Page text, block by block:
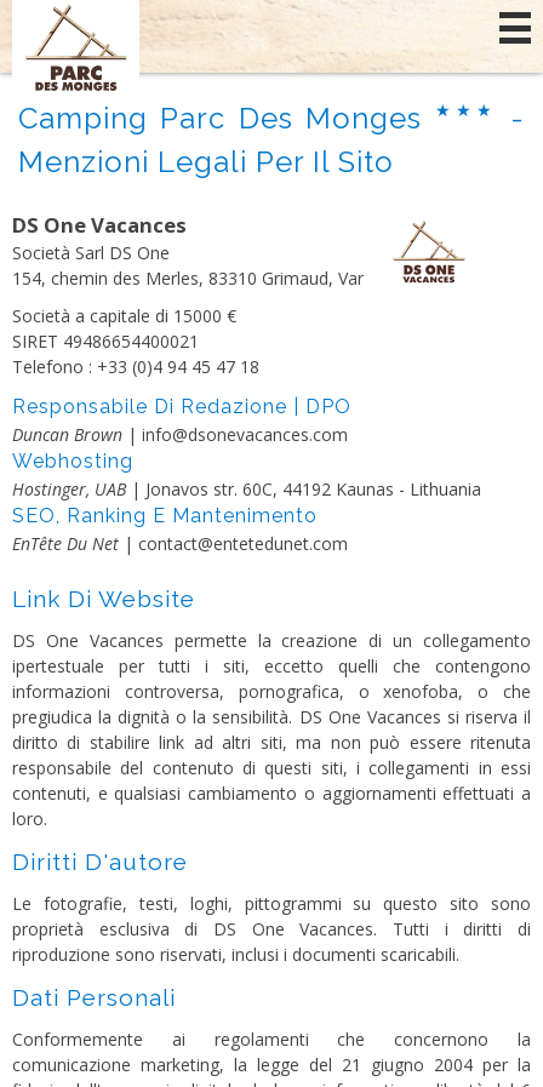
Camping Parc Des Monges
-
Menzioni Legali Per Il Sito
DS One Vacances
Società Sarl DS One
154, chemin des Merles, 83310 Grimaud, Var
Società a capitale di 15000 €
SIRET 49486654400021
Telefono : +33 (0)4 94 45 47 18
Responsabile Di Redazione | DPO
Duncan Brown | info@dsonevacances.com
Webhosting
Hostinger, UAB| Jonavos str. 60C, 44192 Kaunas - Lithuania
SEO, Ranking E Mantenimento
EnTête Du Net | contact@entetedunet.com
Link Di Website
DS One Vacances permette la creazione di un collegamento
ipertestuale per tutti i siti, eccetto quelli che contengono
informazioni controversa, pornografica, o xenofoba, o che
pregiudica la dignità o la sensibilità. DS One Vacances si riserva il
diritto di stabilire link ad altri siti, ma non può essere ritenuta
responsabile del contenuto di questi siti, i collegamenti in essi
contenuti, e qualsiasi cambiamento o aggiornamenti effettuati a
loro.
Diritti D'autore
Le fotografie, testi, loghi, pittogrammi su questo sito sono
proprietà esclusiva di DS One Vacances. Tutti i diritti di
riproduzione sono riservati, inclusi i documenti scaricabili.
Dati Personali
Conformemente ai regolamenti che concernono la
comunicazione marketing, la legge del 21 giugno 2004 per la
Pannello di gestione dei cookies